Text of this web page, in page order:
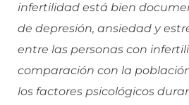
infertilidad está bien
de depresión, ansiedad y
entre las personas con
comparación con la
los factores psicológicos